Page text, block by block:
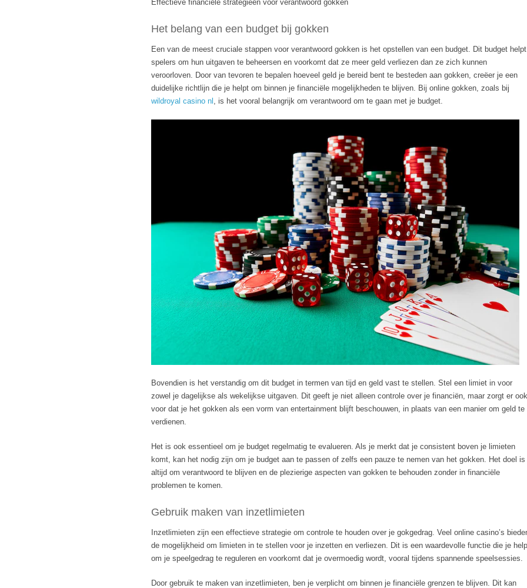
Effectieve financiële strategieën voor verantwoord gokken
Het belang van een budget bij gokken
Een van de meest cruciale stappen voor verantwoord gokken is het opstellen van een budget. Dit budget helpt
spelers om hun uitgaven te beheersen en voorkomt dat ze meer geld verliezen dan ze zich kunnen
veroorloven. Door van tevoren te bepalen hoeveel geld je bereid bent te besteden aan gokken, creëer je een
duidelijke richtlijn die je helpt om binnen je financiële mogelijkheden te blijven. Bij online gokken, zoals bij
wildroyal casino nl , is het vooral belangrijk om verantwoord om te gaan met je budget.
Bovendien is het verstandig om dit budget in termen van tijd en geld vast te stellen. Stel een limiet in voor
zowel je dagelijkse als wekelijkse uitgaven. Dit geeft je niet alleen controle over je financiën, maar zorgt er ook
voor dat je het gokken als een vorm van entertainment blijft beschouwen, in plaats van een manier om geld te
verdienen.
Het is ook essentieel om je budget regelmatig te evalueren. Als je merkt dat je consistent boven je limieten
komt, kan het nodig zijn om je budget aan te passen of zelfs een pauze te nemen van het gokken. Het doel is
altijd om verantwoord te blijven en de plezierige aspecten van gokken te behouden zonder in financiële
problemen te komen.
Gebruik maken van inzetlimieten
Inzetlimieten zijn een effectieve strategie om controle te houden over je gokgedrag. Veel online casino’s
de mogelijkheid om limieten in te stellen voor je inzetten en verliezen. Dit is een waardevolle functie die je
om je speelgedrag te reguleren en voorkomt dat je overmoedig wordt, vooral tijdens spannende speelsessies.
Door gebruik te maken van inzetlimieten, ben je verplicht om binnen je financiële grenzen te blijven. Dit kan